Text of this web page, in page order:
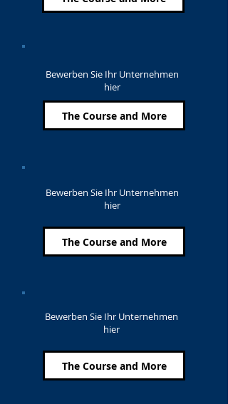
Bewerben Sie Ihr Unternehmen
hier
The Course and More
Bewerben Sie Ihr Unternehmen
hier
The Course and More
Bewerben Sie Ihr Unternehmen
hier
The Course and More